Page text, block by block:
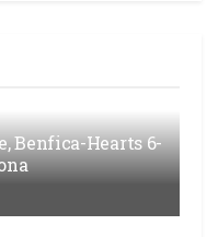
Benfica-Hearts 6-